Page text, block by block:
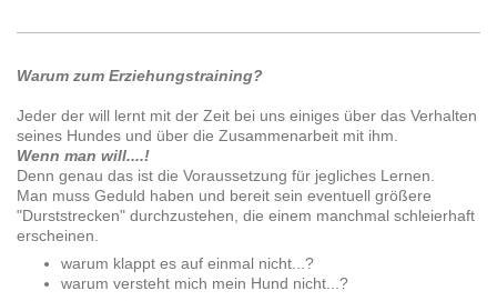
Warum zum Erziehungstraining?
Jeder der will lernt mit der Zeit bei uns einiges über das Verhalten
seines Hundes und über die Zusammenarbeit mit ihm.
Wenn man will....!
Denn genau das ist die Voraussetzung für jegliches Lernen.
Man muss Geduld haben und bereit sein eventuell größere
"Durststrecken" durchzustehen, die einem manchmal schleierhaft
erscheinen.
warum klappt es auf einmal nicht...?
warum versteht mich mein Hund nicht...?